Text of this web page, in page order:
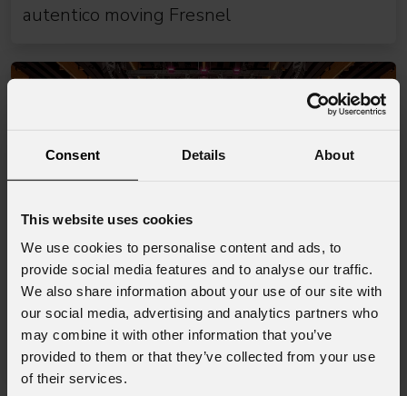
Consent Details About
This website uses cookies
We use cookies to personalise content and ads, to
provide social media features and to analyse our traffic.
We also share information about your use of our site with
our social media, advertising and analytics partners who
may combine it with other information that you’ve
provided to them or that they’ve collected from your use
of their services.
autentico moving Fresnel
16 Luglio 2026
PROLIGHTS illumina il Rabat Hockey
Palace, la più grande arena da hockey
d'Africa